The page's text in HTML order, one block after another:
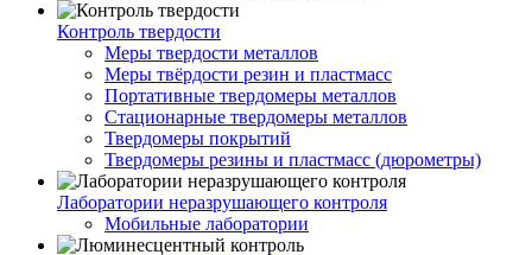
Контроль твердости
Меры твердости металлов
Меры твёрдости резин и пластмасс
Портативные твердомеры металлов
Стационарные твердомеры металлов
Твердомеры покрытий
Твердомеры резины и пластмасс (дюрометры)
Лаборатории неразрушающего контроля
Мобильные лаборатории